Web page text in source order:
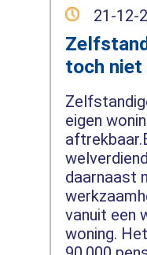
21-12-
toch
eigen
daarnaast
vanuit een
woning.